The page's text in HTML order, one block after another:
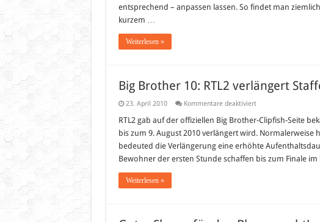
entsprechend – anpassen lassen. So findet man
kurzem …
Weiterlesen »
Big Brother 10: RTL2 verlängert
23. April 2010 Kommentare deaktiviertfür
Brother
RTL2
verlängert
Staffel
10
RTL2 gab auf der offiziellen Big Brother-Clipfish-Seite
bis zum 9. August 2010 verlängert wird. Normalerweise
bedeuted die Verlängerung eine erhöhte
Bewohner der ersten Stunde schaffen bis zum Finale
Weiterlesen »